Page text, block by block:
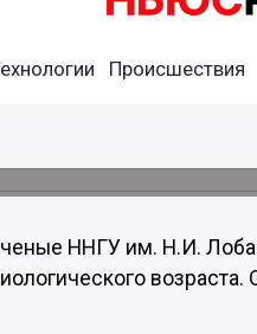
Происшествия
онлайн-сервис
ННГУ им. Н.И.